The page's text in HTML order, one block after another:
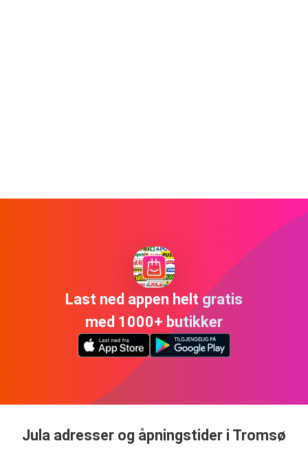
Last ned appen helt gratis
med 1000+ butikker
Jula adresser og åpningstider i Tromsø